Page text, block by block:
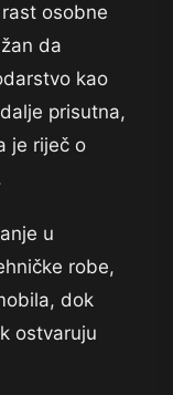
osobne
da
kao
prisutna,
je riječ o
u
robe,
dok
ostvaruju